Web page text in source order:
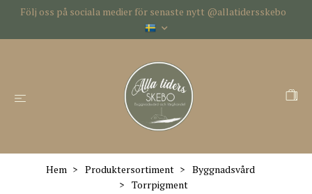
Följ oss på sociala medier för senaste nytt @allatidersskebo
Hem Produktersortiment
Byggnadsvård
Torrpigment